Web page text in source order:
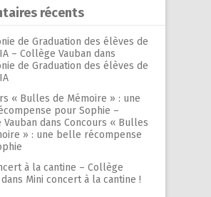
récents
de Graduation des élèves de
– Collège Vauban dans
de Graduation des élèves de
« Bulles de Mémoire » : une
pour Sophie –
dans Concours « Bulles
» : une belle récompense
à la cantine – Collège
dans Mini concert à la cantine !